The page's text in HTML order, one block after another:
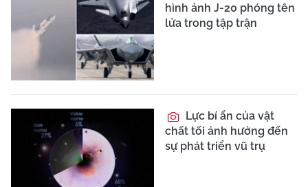
hình ảnh J-20 phóng tên
lửa trong tập trận
Lực bí ẩn của vật
chất tối ảnh hưởng đến
sự phát triển vũ trụ